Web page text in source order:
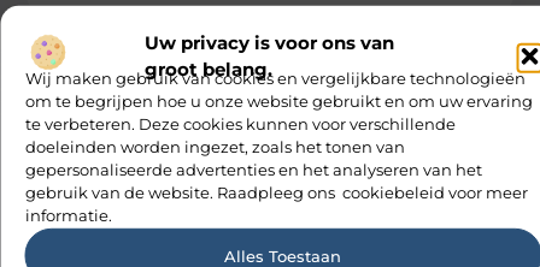
Uw privacy is voor ons van
groot belang.
Wij maken gebruik van cookies en vergelijkbare technologieën
om te begrijpen hoe u onze website gebruikt en om uw ervaring
te verbeteren. Deze cookies kunnen voor verschillende
doeleinden worden ingezet, zoals het tonen van
gepersonaliseerde advertenties en het analyseren van het
gebruik van de website. Raadpleeg ons cookiebeleid voor meer
informatie.
Alles Toestaan
DIENSTVERLENING
Sitcon: Innovatie in beveiliging en
technologie
In een tijd waarin technologie voortdurend in ontwikkeling